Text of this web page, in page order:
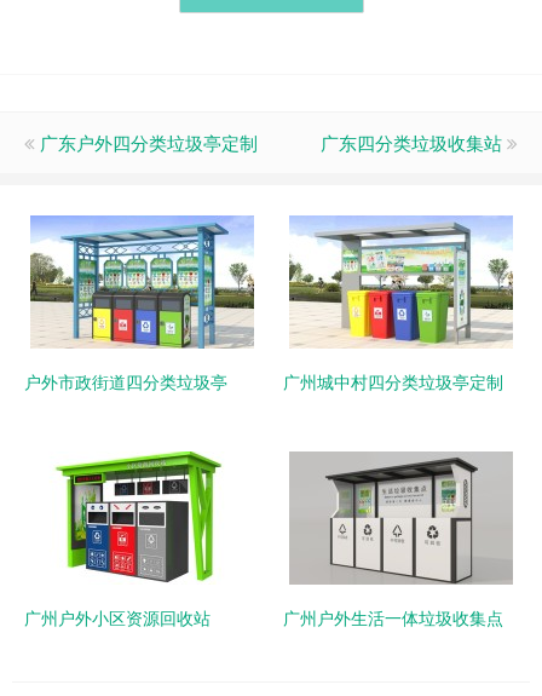
广东户外四分类垃圾亭定制 广东四分类垃圾收集站
户外市政街道四分类垃圾亭 广州城中村四分类垃圾亭定制
广州户外小区资源回收站 广州户外生活一体垃圾收集点